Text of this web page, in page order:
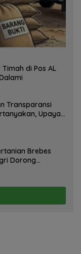
di Pos AL
Transparansi
Upaya
Brebes
Dorong